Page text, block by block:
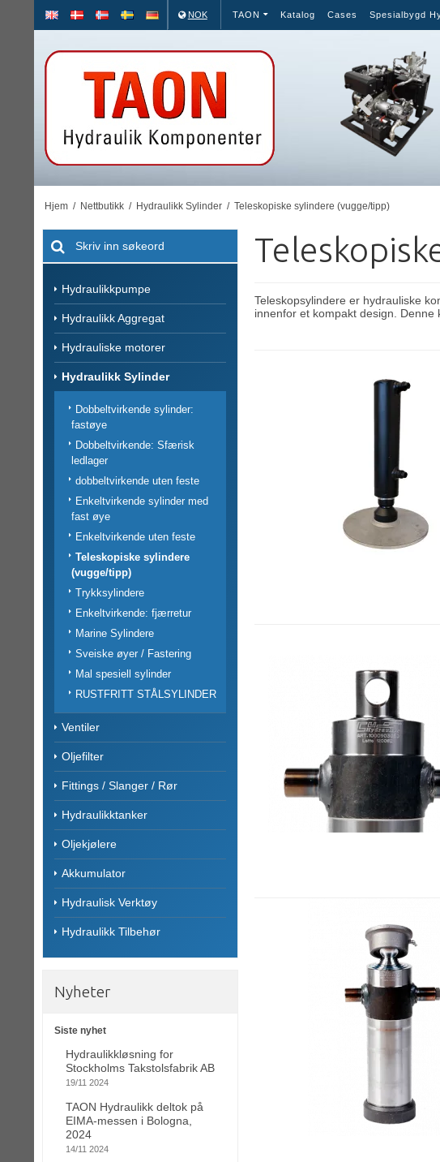
NOK TAON Katalog Cases Spesialbygd
Hjem / Nettbutikk / Hydraulikk Sylinder / Teleskopiske sylindere (vugge/tipp)
Hydraulikkpumpe
Hydraulikk Aggregat
Hydrauliske motorer
Hydraulikk Sylinder
Dobbeltvirkende sylinder:
fastøye
Dobbeltvirkende: Sfærisk
ledlager
dobbeltvirkende uten feste
Enkeltvirkende sylinder med
fast øye
Enkeltvirkende uten feste
Teleskopiske sylindere
(vugge/tipp)
Trykksylindere
Enkeltvirkende: fjærretur
Marine Sylindere
Sveiske øyer / Fastering
Mal spesiell sylinder
RUSTFRITT STÅLSYLINDER
Ventiler
Oljefilter
Fittings / Slanger / Rør
Hydraulikktanker
Oljekjølere
Akkumulator
Hydraulisk Verktøy
Hydraulikk Tilbehør
Nyheter
Siste nyhet
Hydraulikkløsning for
Stockholms Takstolsfabrik AB
19/11 2024
TAON Hydraulikk deltok på
EIMA-messen i Bologna,
2024
14/11 2024
Teleskopsylindere er hydrauliske
innenfor et kompakt design.